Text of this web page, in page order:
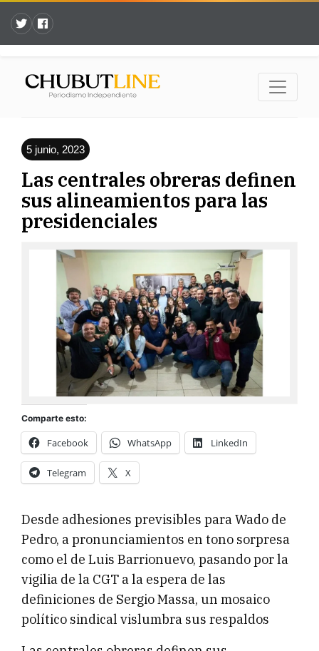
5 junio, 2023
Las centrales obreras definen
sus alineamientos para las
presidenciales
Comparte esto:
Facebook WhatsApp LinkedIn
Telegram X
Desde adhesiones previsibles para Wado de
Pedro, a pronunciamientos en tono sorpresa
como el de Luis Barrionuevo, pasando por la
vigilia de la CGT a la espera de las
definiciones de Sergio Massa, un mosaico
político sindical vislumbra sus respaldos